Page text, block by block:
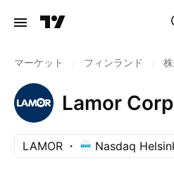
マーケット フィンランド
Lamor
LAMOR Nasdaq